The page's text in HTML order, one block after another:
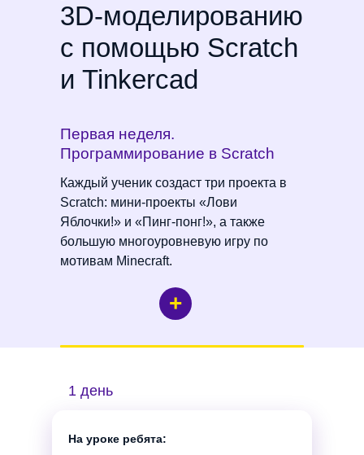
Первая неделя.
Программирование в Scratch
Каждый ученик создаст три проекта в
Scratch: мини-проекты «Лови
Яблочки!» и «Пинг-понг!», а также
большую многоуровневую игру по
мотивам Minecraft.
3D-моделированию
с помощью Scratch
и Tinkercad
+
На уроке ребята:
1 день